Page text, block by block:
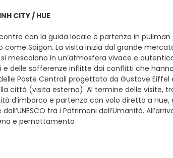
CITY / HUE
con la guida locale e partenza in
Saigon. La visita inizia dal grande
mescolano in un’atmosfera vivace e
e delle sofferenze inflitte dai conflitti che
Poste Centrali progettato da Gustave
città (visita esterna). Al termine delle visite,
d’imbarco e partenza con volo diretto a
tra i Patrimoni dell’Umanità.
e pernottamento